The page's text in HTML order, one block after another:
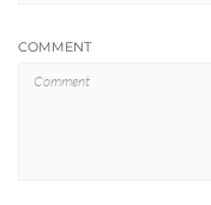
COMMENT